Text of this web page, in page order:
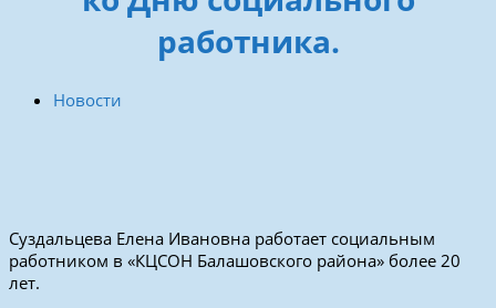
работника.
Новости
Суздальцева Елена Ивановна работает социальным
работником в «КЦСОН Балашовского района» более 20
лет.